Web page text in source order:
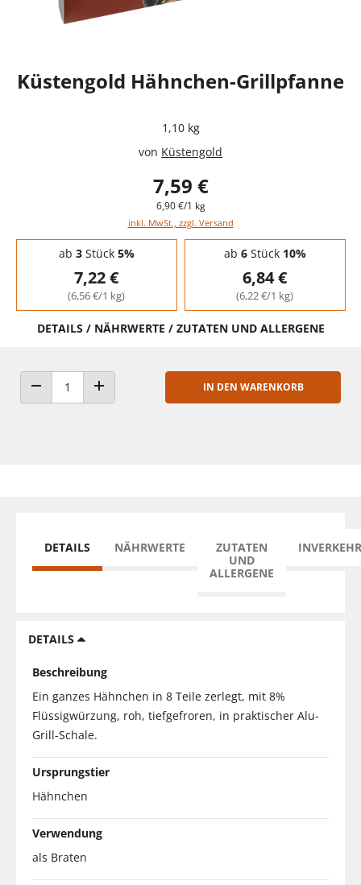
Küstengold Hähnchen-Grillpfanne
1,10 kg
von Küstengold
7,59 €
6,90 €/1 kg
inkl. MwSt., zzgl. Versand
Staffelpreise - Mengenrabatt
ab 3Stück 5%
7,22 €
(6,56 €/1 kg)
ab 6Stück 10%
6,84 €
(6,22 €/1 kg)
DETAILS / NÄHRWERTE / ZUTATEN UND ALLERGENE
ANZAHL VERRINGERNANZAHL ERHÖHEN
IN DEN WARENKORB
DETAILS NÄHRWERTE
ZUTATEN
UND
ALLERGENE
DETAILS
Beschreibung
Ein ganzes Hähnchen in 8 Teile zerlegt, mit 8%
Flüssigwürzung, roh, tiefgefroren, in praktischer Alu-
Grill-Schale.
Ursprungstier
Hähnchen
Verwendung
als Braten